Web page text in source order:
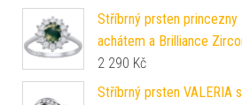
Stříbrný prsten
achátem a Brilliance
2 290 Kč
Stříbrný prsten VALERIA